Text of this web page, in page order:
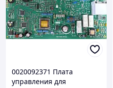
0020092371 Плата
управления для